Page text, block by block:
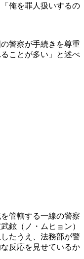
俺を罪人扱いするの
警察が手続きを尊重
ことが多い」と述べ
管轄する一線の警察
鉉（ノ・ムヒョン）
たうえ、法務部が警
反応を見せているか